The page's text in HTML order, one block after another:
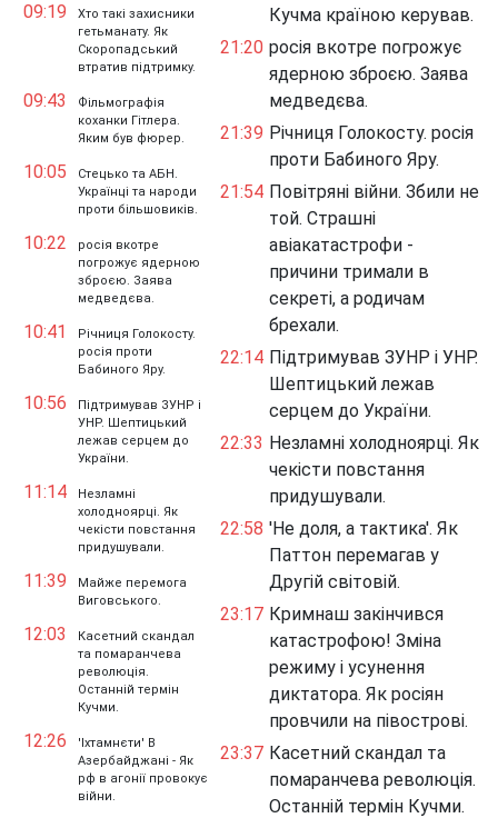
09:19
Хто такі захисники
гетьманату. Як
Скоропадський
втратив підтримку.
09:43
Фільмографія
коханки Гітлера.
Яким був фюрер.
10:05
Стецько та АБН.
Українці та народи
проти більшовиків.
10:22
росія вкотре
погрожує ядерною
зброєю. Заява
медведєва.
10:41
Річниця Голокосту.
росія проти
Бабиного Яру.
10:56
Підтримував ЗУНР і
УНР. Шептицький
лежав серцем до
України.
11:14
Незламні
холодноярці. Як
чекісти повстання
придушували.
11:39
Майже перемога
Виговського.
12:03
Касетний скандал
та помаранчева
революція.
Останній термін
Кучми.
12:26
'Іхтамнєти' В
Азербайджані - Як
рф в агонії провокує
війни.
Кучма країною керував.
21:20 росія вкотре погрожує
ядерною зброєю. Заява
медведєва.
21:39 Річниця Голокосту. росія
проти Бабиного Яру.
21:54 Повітряні війни. Збили не
той. Страшні
авіакатастрофи -
причини тримали в
секреті, а родичам
брехали.
22:14 Підтримував ЗУНР і УНР.
Шептицький лежав
серцем до України.
22:33 Незламні холодноярці. Як
чекісти повстання
придушували.
22:58 'Не доля, а тактика'. Як
Паттон перемагав у
Другій світовій.
23:17 Кримнаш закінчився
катастрофою! Зміна
режиму і усунення
диктатора. Як росіян
провчили на півострові.
23:37 Касетний скандал та
помаранчева революція.
Останній термін Кучми.